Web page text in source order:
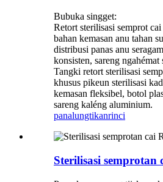
Bubuka singget:
Retort sterilisasi semprot
bahan kemasan anu tahan
distribusi panas anu
konsisten, sareng
Tangki retort sterilisasi
khusus pikeun sterilisasi
kemasan fleksibel, botol
sareng kaléng aluminium.
panalungtikanrinci
Sterilisasi semprotan